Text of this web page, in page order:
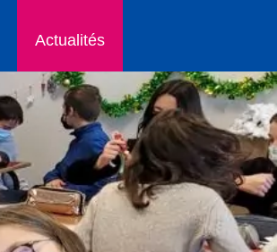
Actualités